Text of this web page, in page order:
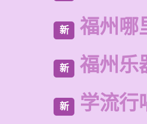
新 福州哪
新 福州乐
新 学流行